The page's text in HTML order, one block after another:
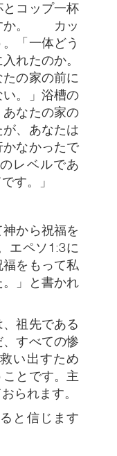
コップ一杯
すか。 カッ
「一体どう
れたのか。
の家の前に
い。」浴槽の
あなたの家の
、あなたは
なかったで
レベルであ
す。」
から祝福を
エペソ1:3に
をもって私
」と書かれ
祖先である
すべての惨
い出すため
とです。主
られます。
と信じます